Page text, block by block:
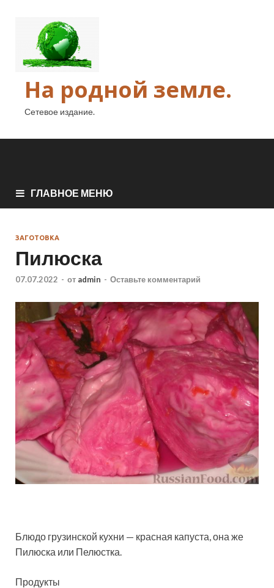
На родной земле.
Сетевое издание.
ГЛАВНОЕ МЕНЮ
ЗАГОТОВКА
Пилюска
07.07.2022 - от admin - Оставьте комментарий
Блюдо грузинской кухни — красная капуста, она же
Пилюска или Пелюстка.
Продукты